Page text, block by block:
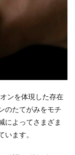
ンを体現した存在
のたてがみをモチ
によってさまざま
ます。